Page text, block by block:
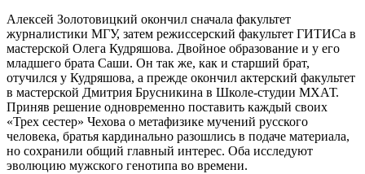
Алексей Золотовицкий окончил сначала факультет
журналистики МГУ, затем режиссерский факультет ГИТИСа в
мастерской Олега Кудряшова. Двойное образование и у его
младшего брата Саши. Он так же, как и старший брат,
отучился у Кудряшова, а прежде окончил актерский факультет
в мастерской Дмитрия Брусникина в Школе-студии МХАТ.
Приняв решение одновременно поставить каждый своих
«Трех сестер» Чехова о метафизике мучений русского
человека, братья кардинально разошлись в подаче материала,
но сохранили общий главный интерес. Оба исследуют
эволюцию мужского генотипа во времени.